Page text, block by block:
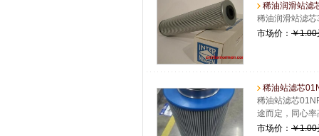
稀油润滑站滤
稀油润滑站滤
市场价： ￥1.00
稀油站滤芯
稀油站滤芯
途而定，同心
市场价： ￥1.00